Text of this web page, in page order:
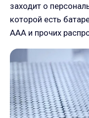
заходит о
которой есть
ААА и прочих